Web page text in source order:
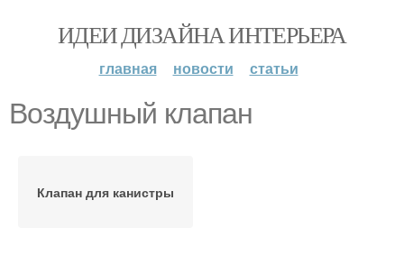
ИДЕИ ДИЗАЙНА ИНТЕРЬЕРА
главная новости статьи
Воздушный клапан
Клапан для канистры